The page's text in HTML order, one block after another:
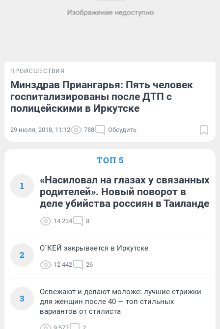
ПРОИСШЕСТВИЯ
Минздрав Приангарья: Пять человек
госпитализированы после ДТП с
полицейскими в Иркутске
29 июля, 2018, 11:12 788 Обсудить
ТОП 5
1
«Насиловал на глазах у связанных
родителей». Новый поворот в
деле убийства россиян в Таиланде
14 234 8
2
О`КЕЙ закрывается в Иркутске
12 442 26
3
Освежают и делают моложе: лучшие стрижки
для женщин после 40 — топ стильных
вариантов от стилиста